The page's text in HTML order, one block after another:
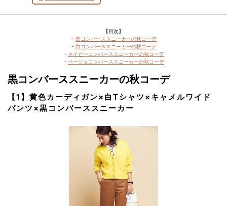
【目次】
・ 黒コンバーススニーカーの秋コーデ
・ 白コンバーススニーカーの秋コーデ
・ ネイビーコンバーススニーカーの秋コーデ
・ ベージュコンバーススニーカーの秋コーデ
黒コンバーススニーカーの秋コーデ
【1】黄色カーディガン×白Tシャツ×キャメルワイド
パンツ×黒コンバーススニーカー